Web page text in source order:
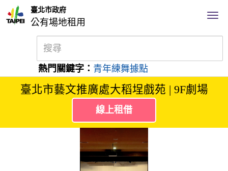
臺北市政府
公有場地租用
熱門關鍵字： 青年練舞據點
臺北市藝文推廣處大稻埕戲苑 | 9F劇場
線上租借